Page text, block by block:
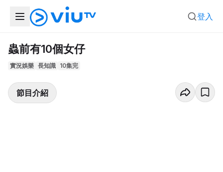
登入
蟲前有10個女仔
實況娛樂 長知識 10集完
節目介紹